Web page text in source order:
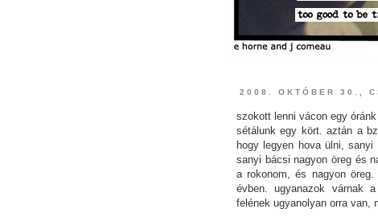
2008. OKTÓBER 30.,
szokott lenni vácon egy
sétálunk egy kört. aztán a
hogy legyen hova ülni,
sanyi bácsi nagyon öreg és
a rokonom, és nagyon öreg.
évben. ugyanazok várnak
felének ugyanolyan orra van,